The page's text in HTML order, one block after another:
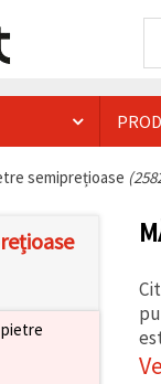
semiprețioase